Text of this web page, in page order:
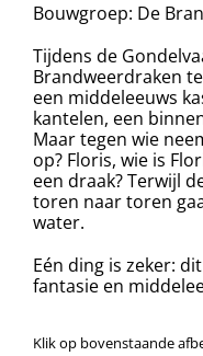
Bouwgroep: De
Tijdens de
Brandweerdraken
een middeleeuws
kantelen, een
Maar tegen wie
op? Floris, wie is
een draak? Terwijl
toren naar toren
water.
Eén ding is zeker:
fantasie en
Klik op bovenstaande